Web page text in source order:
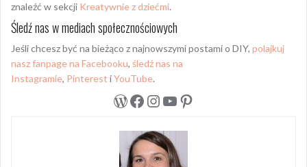
znaleźć w sekcji Kreatywnie z dziećmi.
Śledź nas w mediach społecznościowych
Jeśli chcesz być na bieżąco z najnowszymi postami o DIY, polajkuj
nasz fanpage na Facebooku, śledź nas na
Instagramie, Pinterest iYouTube.
WordPress
Facebook
Instagram
YouTube
Pinterest